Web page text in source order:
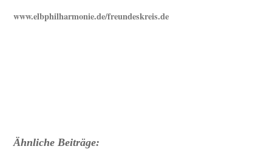
www.elbphilharmonie.de/freundeskreis.de
Ähnliche Beiträge: